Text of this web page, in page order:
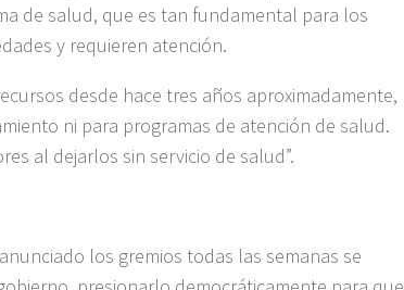
de salud, que es tan fundamental para los
y requieren atención.
desde hace tres años aproximadamente,
ni para programas de atención de salud.
al dejarlos sin servicio de salud”.
los gremios todas las semanas se